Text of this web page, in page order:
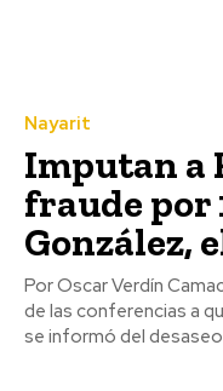
Nayarit
Imputan a
fraude por
González,
Por Oscar Verdín Camacho Durante el mes de mayo,
de las conferencias a
se informó del